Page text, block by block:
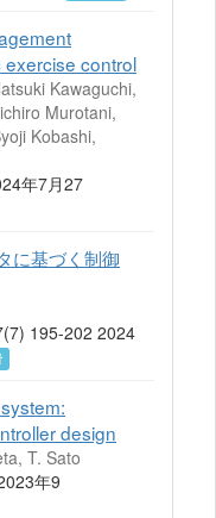
control
Kawaguchi,
Murotani,
Kobashi,
年7月27
に基づく制御
195-202 2024
design
T. Sato
年9